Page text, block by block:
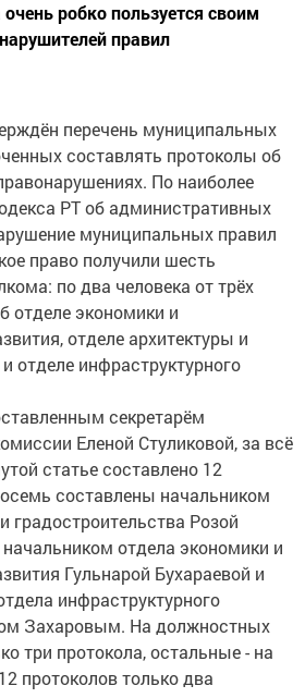
робко пользуется своим
правил
перечень муниципальных
составлять протоколы об
По наиболее
РТ об административных
муниципальных правил
право получили шесть
по два человека от трёх
отделе экономики и
отделе архитектуры и
отделе инфраструктурного
секретарём
Еленой Стуликовой, за всё
статье составлено 12
составлены начальником
градостроительства Розой
отдела экономики и
Гульнарой Бухараевой и
инфраструктурного
Захаровым. На должностных
три протокола, остальные - на
протоколов только два